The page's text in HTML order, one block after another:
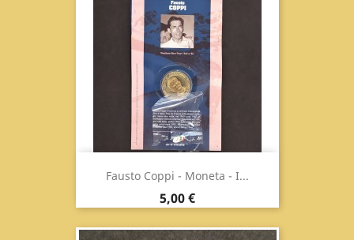
Fausto Coppi - Moneta - I...
Prezzo
5,00 €